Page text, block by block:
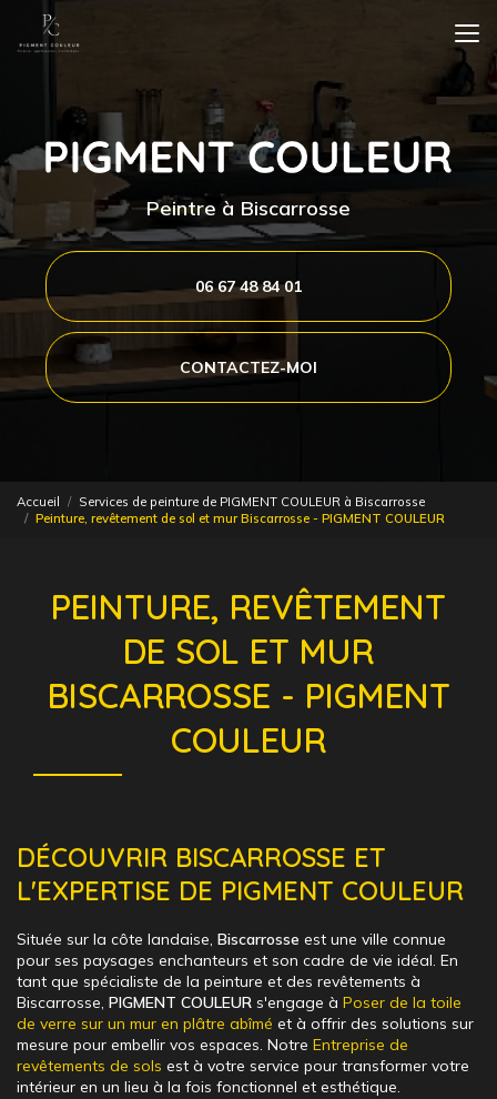
contenu
Peintre à Biscarrosse
06 67 48 84 01
CONTACTEZ-MOI
Accueil
Services de peinture de PIGMENT COULEUR à Biscarrosse
Peinture, revêtement de sol et mur Biscarrosse - PIGMENT COULEUR
PEINTURE, REVÊTEMENT
DE SOL ET MUR
BISCARROSSE - PIGMENT
COULEUR
DÉCOUVRIR BISCARROSSE ET
L'EXPERTISE DE PIGMENT COULEUR
Située sur la côte landaise, Biscarrosse est une ville connue
pour ses paysages enchanteurs et son cadre de vie idéal. En
tant que spécialiste de la peinture et des revêtements à
Biscarrosse, PIGMENT COULEUR s'engage à Poser de la toile
de verre sur un mur en plâtre abîmé et à offrir des solutions sur
mesure pour embellir vos espaces. Notre Entreprise de
revêtements de sols est à votre service pour transformer votre
intérieur en un lieu à la fois fonctionnel et esthétique.